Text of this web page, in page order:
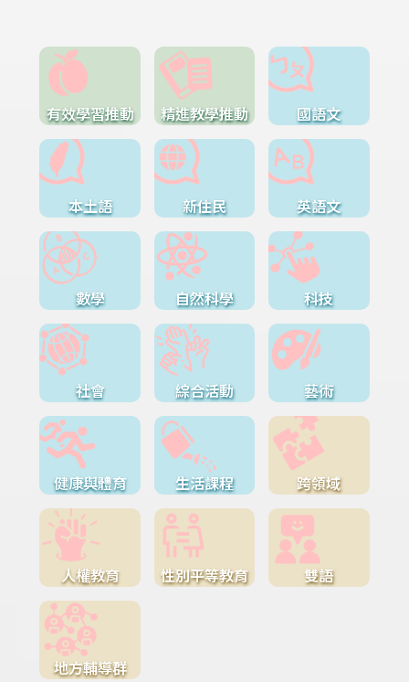
有效學習推動 精進教學推動 國語文
本土語 新住民 英語文
數學 自然科學 科技
社會 綜合活動 藝術
健康與體育 生活課程 跨領域
人權教育 性別平等教育 雙語
地方輔導群